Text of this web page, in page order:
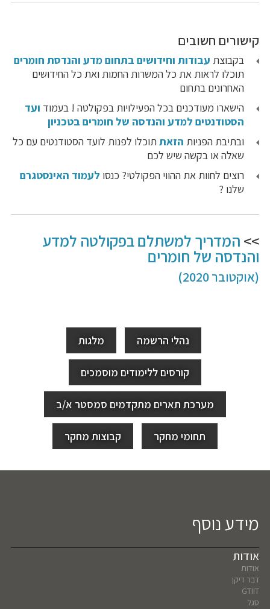
קישורים חשובים
בקבוצת עבודות וחידושים בתחום מדע והנדסת חומרים
תוכלו לראות את כל המשרות החמות ואת כל החידושים
האחרונים בתחום
הישארו מעודכנים בכל הפעילויות בפקולטה ! בעמוד ועד
הסטודנטים למדע והנדסה של חומרים בטכניון
ובתיבת הפניות הזאתתוכלו לפנות לועד הסטודנטים עם כל
שאלה או בקשה שיש לכם
רוצים לחוות את ההווי הפקולטי? כנסו לעמוד האינסטגרם
שלנו ?
>> המדריך למשתלם בפקולטה למדע
והנדסה של חומרים
(אוקטובר 2020)
נהלי הרשמה מלגות
קורסים ללימודים מוסמכים
מערכת תארים מתקדמים סמסטר א/ב
תחומי מחקר קבוצות מחקר
מידע נוסף
אודות
אודות
דבר דיקן
GTIIT
סגל